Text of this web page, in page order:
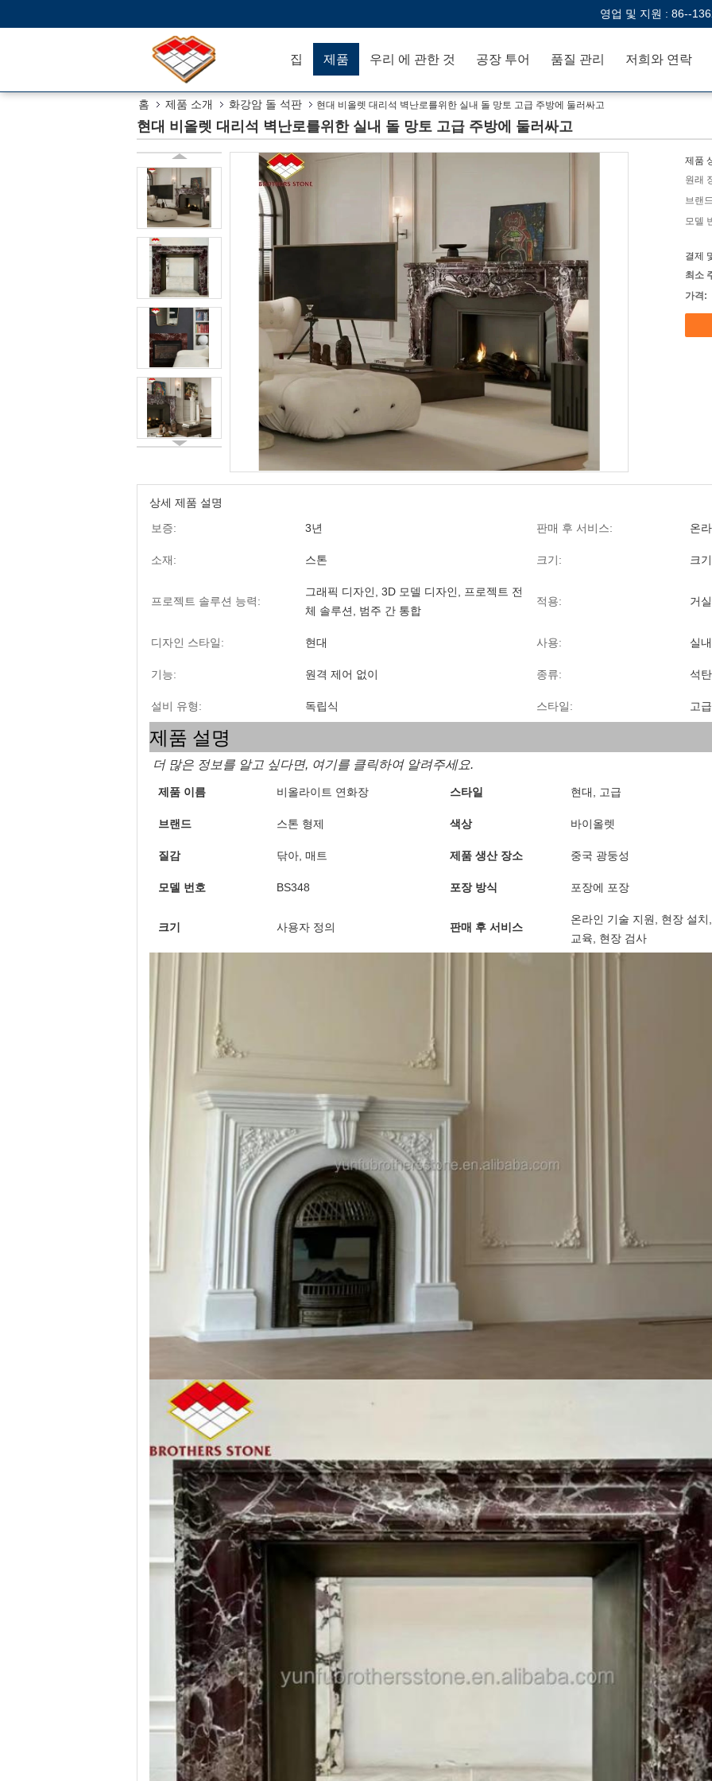
곧 다시 연락 드리겠습니다!
영업 및 지원 : 86--
집 제품 우리 에 관한 것 공장 투어 품질 관리 저희와 연락
홈 제품 소개 화강암 돌 석판 현대 비올렛 대리석 벽난로를위한 실내 돌 망토 고급 주방에 둘러싸고
현대 비올렛 대리석 벽난로를위한 실내 돌 망토 고급 주방에 둘러싸고
제품
원래
브랜
모델
결제
최소
가격:
상세 제품 설명
보증:
3년 판매 후 서비스: 온
소재: 스톤 크기: 크
프로젝트 솔루션 능력:
그래픽 디자인, 3D 모델 디자인, 프로젝트 전
체 솔루션, 범주 간 통합
적용: 거
디자인 스타일: 현대 사용: 실내
기능: 원격 제어 없이 종류: 석
설비 유형: 독립식 스타일: 고급
제품 설명
더 많은 정보를 알고 싶다면, 여기를 클릭하여 알려주세요.
제품 이름 비올라이트 연화장 스타일 현대, 고급
브랜드 스톤 형제 색상 바이올렛
질감 닦아, 매트 제품 생산 장소 중국 광둥성
모델 번호 BS348 포장 방식 포장에 포장
크기 사용자 정의 판매 후 서비스
온라인 기술 지원, 현장 설치
교육, 현장 검사